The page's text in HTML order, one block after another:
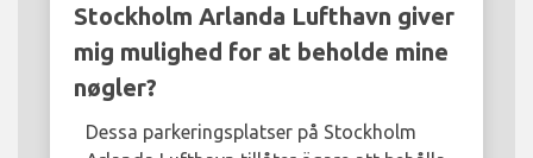
Stockholm Arlanda Lufthavn giver
mig mulighed for at beholde mine
nøgler?
Dessa parkeringsplatser på Stockholm